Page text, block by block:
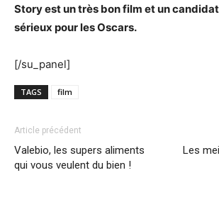
Story est un très bon film et un
sérieux pour les Oscars.
[/su_panel]
TAGS film
Article précédent
Valebio, les supers aliments
qui vous veulent du bien !
Les